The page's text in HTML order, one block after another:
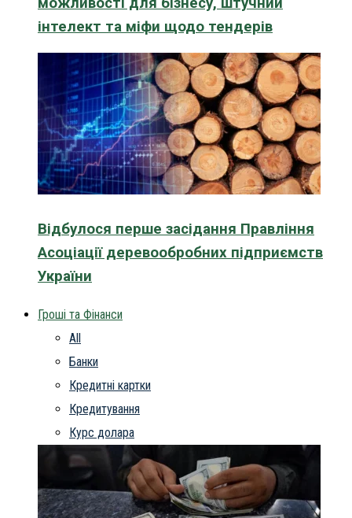
інтелект та міфи щодо тендерів
Відбулося перше засідання Правління
Асоціації деревообробних підприємств
України
Гроші та Фінанси
All
Банки
Кредитні картки
Кредитування
Курс долара